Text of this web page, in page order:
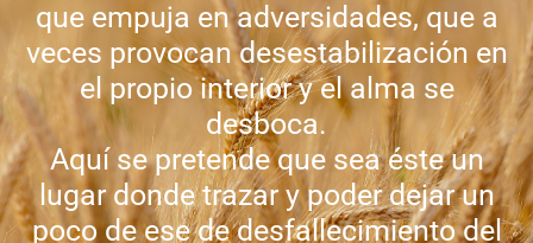
que empuja en adversidades, que a
veces provocan desestabilización en
el propio interior y el alma se
desboca.
Aquí se pretende que sea éste un
lugar donde trazar y poder dejar un
poco de ese de desfallecimiento del